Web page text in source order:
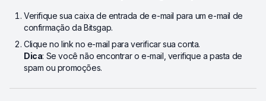
Verifique sua caixa de entrada de e-mail para um e-mail de
confirmação da Bitsgap.
Clique no link no e-mail para verificar sua conta.
Dica: Se você não encontrar o e-mail, verifique a pasta de
spam ou promoções.